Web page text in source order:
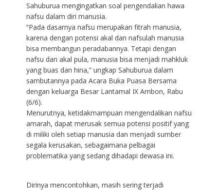
Sahuburua mengingatkan soal pengendalian hawa
nafsu dalam diri manusia.
“Pada dasarnya nafsu merupakan fitrah manusia,
karena dengan potensi akal dan nafsulah manusia
bisa membangun peradabannya. Tetapi dengan
nafsu dan akal pula, manusia bisa menjadi mahkluk
yang buas dan hina,” ungkap Sahuburua dalam
sambutannya pada Acara Buka Puasa Bersama
dengan keluarga Besar Lantamal IX Ambon, Rabu
(6/6).
Menurutnya, ketidakmampuan mengendalikan nafsu
amarah, dapat merusak semua potensi positif yang
di miliki oleh setiap manusia dan menjadi sumber
segala kerusakan, sebagaimana pelbagai
problematika yang sedang dihadapi dewasa ini.
Dirinya mencontohkan, masih sering terjadi